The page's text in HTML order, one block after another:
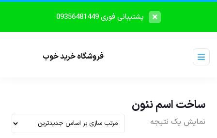
پشتیبانی فوری 09356481449
فروشگاه خرید خوب
ساخت اسم نئون
نمایش یک نتیجه